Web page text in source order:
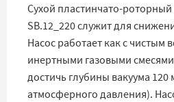
Сухой пластинчато-роторный
SB.12_220 служит для
Насос работает как с чистым
инертными газовыми
достичь глубины вакуума 120
атмосферного давления).